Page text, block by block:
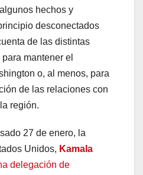
hechos y
desconectados
de las distintas
mantener el
o, al menos, para
de las relaciones con
región.
27 de enero, la
Unidos, Kamala
delegación de